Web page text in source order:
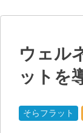
ウェル
ットを
そらフラット